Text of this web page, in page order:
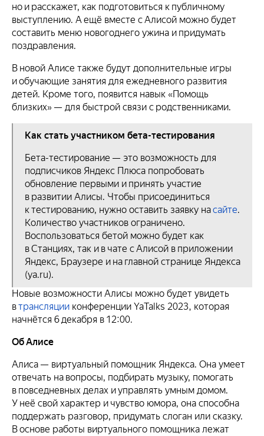
но и расскажет, как подготовиться к публичному
выступлению. А ещё вместе с Алисой можно будет
составить меню новогоднего ужина и придумать
поздравления.
В новой Алисе также будут дополнительные игры
и обучающие занятия для ежедневного развития
детей. Кроме того, появится навык «Помощь
близких» — для быстрой связи с родственниками.
Как стать участником бета-тестирования
Бета-тестирование — это возможность для
подписчиков Яндекс Плюса попробовать
обновление первыми и принять участие
в развитии Алисы. Чтобы присоединиться
к тестированию, нужно оставить заявку насайте.
Количество участников ограничено.
Воспользоваться бетой можно будет как
в Станциях, так и в чате с Алисой в приложении
Яндекс, Браузере и на главной странице Яндекса
(ya.ru).
Новые возможности Алисы можно будет увидеть
втрансляции конференции YaTalks 2023, которая
начнётся 6 декабря в 12:00.
Об Алисе
Алиса — виртуальный помощник Яндекса. Она умеет
отвечать на вопросы, подбирать музыку, помогать
в повседневных делах и управлять умным домом.
У неё свой характер и чувство юмора, она способна
поддержать разговор, придумать слоган или сказку.
В основе работы виртуального помощника лежат